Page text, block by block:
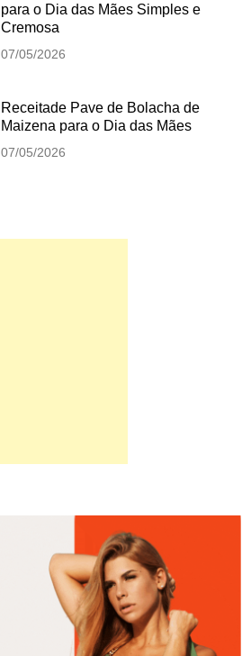
para o Dia das Mães Simples e
Cremosa
07/05/2026
Receitade Pave de Bolacha de
Maizena para o Dia das Mães
07/05/2026